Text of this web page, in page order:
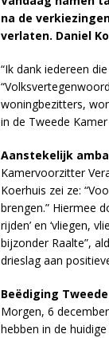
na de
verlaten. Daniel
“Ik dank iedereen
woningbezitters,
in de Tweede
Aanstekelijk
Kamervoorzitter
Koerhuis zei ze:
brengen.” Hiermee
rijden’ en ‘vliegen,
bijzonder Raalte”,
drieslag aan
Beëdiging
Morgen, 6
hebben in de